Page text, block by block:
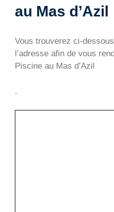
au Mas d’Azil
Vous trouverez ci-
l’adresse afin de vous
Piscine au Mas d’Azil
.